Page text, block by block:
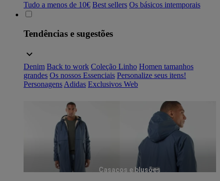
Tudo a menos de 10€ Best sellers Os básicos intemporais
Tendências e sugestões
Denim Back to work Coleção Linho Homen tamanhos
grandes Os nossos Essenciais Personalize seus itens!
Personagens Adidas Exclusivos Web
Casacos e blusões